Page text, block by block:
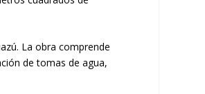
La obra comprende
de tomas de agua,